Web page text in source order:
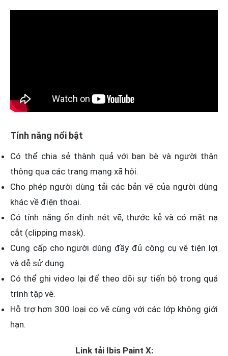
Tính năng nổi bật
Có thể chia sẻ thành quả với bạn bè và người thân
thông qua các trang mạng xã hội.
Cho phép người dùng tải các bản vẽ của người dùng
khác về điện thoại.
Có tính năng ổn định nét vẽ, thước kẻ và có mặt nạ
cắt (clipping mask).
Cung cấp cho người dùng đầy đủ công cụ vẽ tiện lợi
và dễ sử dụng.
Có thể ghi video lại để theo dõi sự tiến bộ trong quá
trình tập vẽ.
Hỗ trợ hơn 300 loại cọ vẽ cùng với các lớp không giới
hạn.
Link tải Ibis Paint X: